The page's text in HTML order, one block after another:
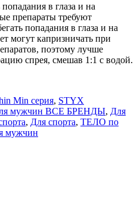
попадания в глаза и на
препараты требуют
попадания в глаза и на
могут капризничать при
поэтому лучше
спрея, смешав 1:1 с водой.
Min серия, STYX
мужчин ВСЕ БРЕНДЫ, Для
, Для спорта, ТЕЛО по
мужчин